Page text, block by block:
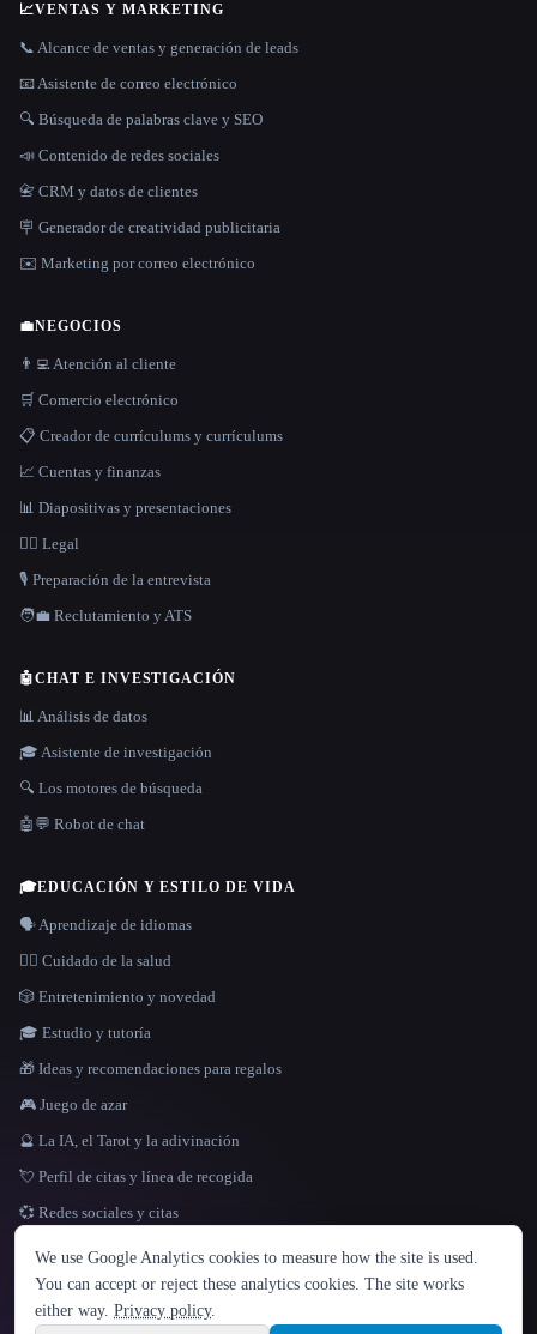
IDIOMA
English español Français Русский 简体中文
Hindi
📈VENTAS Y MARKETING
📞 Alcance de ventas y generación de leads
📧 Asistente de correo electrónico
🔍 Búsqueda de palabras clave y SEO
📣 Contenido de redes sociales
📇 CRM y datos de clientes
🪧 Generador de creatividad publicitaria
✉️ Marketing por correo electrónico
💼NEGOCIOS
👨‍💻 Atención al cliente
🛒 Comercio electrónico
📋 Creador de currículums y currículums
📈 Cuentas y finanzas
📊 Diapositivas y presentaciones
👩‍⚖️ Legal
🎙️ Preparación de la entrevista
🧑‍💼 Reclutamiento y ATS
🤖CHAT E INVESTIGACIÓN
📊 Análisis de datos
🎓 Asistente de investigación
🔍 Los motores de búsqueda
🤖💬 Robot de chat
🎓EDUCACIÓN Y ESTILO DE VIDA
🗣️ Aprendizaje de idiomas
👩‍⚕️ Cuidado de la salud
🎲 Entretenimiento y novedad
🎓 Estudio y tutoría
🎁 Ideas y recomendaciones para regalos
🎮 Juego de azar
🔮 La IA, el Tarot y la adivinación
💘 Perfil de citas y línea de recogida
💞 Redes sociales y citas
© 2026 That AI Collection. Todos los derechos reservados.
We use Google Analytics cookies to measure how the site is used.
You can accept or reject these analytics cookies. The site works
either way. Privacy policy.